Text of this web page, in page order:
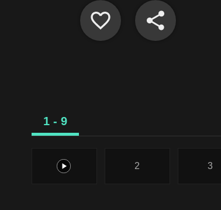
1 - 9
1 2 3